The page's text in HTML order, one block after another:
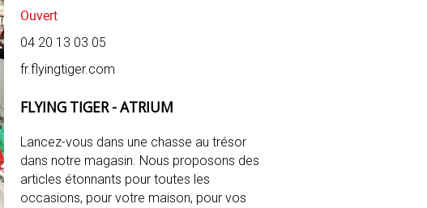
Ouvert
04 20 13 03 05
fr.flyingtiger.com
FLYING TIGER - ATRIUM
Lancez-vous dans une chasse au trésor
dans notre magasin. Nous proposons des
articles étonnants pour toutes les
occasions, pour votre maison, pour vos